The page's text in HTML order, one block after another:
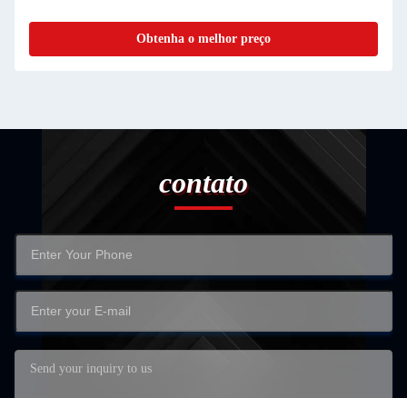
Obtenha o melhor preço
contato